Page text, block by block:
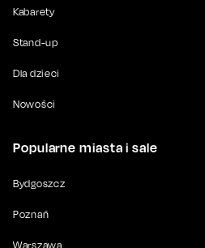
Kabarety
Stand-up
Dla dzieci
Nowości
Popularne miasta i sale
Bydgoszcz
Poznań
Warszawa